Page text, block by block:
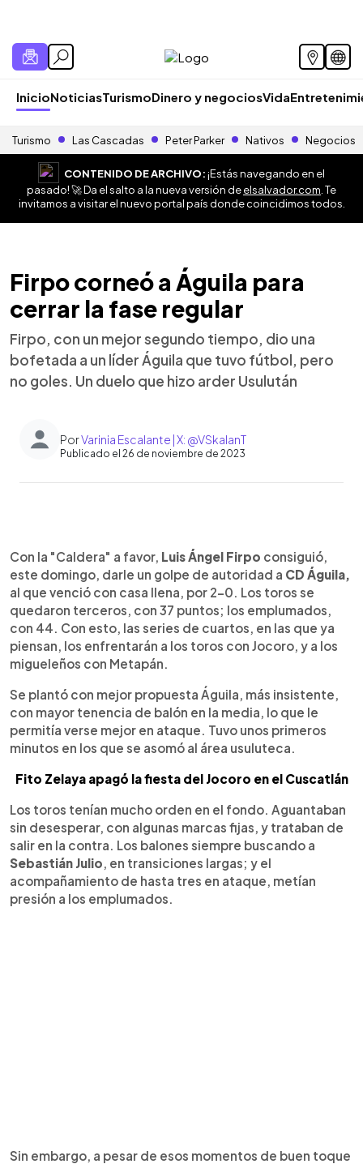
InicioNoticiasTurismoDinero y negociosVida
Turismo Las Cascadas Peter Parker Nativos Negocios
CONTENIDO DE ARCHIVO:¡Estás navegando en el
pasado! 🚀 Da el salto a la nueva versión deelsalvador.com . Te
invitamos a visitar el nuevo portal país donde coincidimos todos.
Firpo corneó a Águila para
cerrar la fase regular
Firpo, con un mejor segundo tiempo, dio una
bofetada a un líder Águila que tuvo fútbol, pero
no goles. Un duelo que hizo arder Usulután
PorVarinia Escalante | X: @VSkalanT
Publicado el 26 de noviembre de 2023
► Escuchar artículo
Con la "Caldera" a favor, Luis Ángel Firpo consiguió,
este domingo, darle un golpe de autoridad a CD Águila,
al que venció con casa llena, por 2-0. Los toros se
quedaron terceros, con 37 puntos; los emplumados,
con 44. Con esto, las series de cuartos, en las que ya
piensan, los enfrentarán a los toros con Jocoro, y a los
migueleños con Metapán.
Se plantó con mejor propuesta Águila, más insistente,
con mayor tenencia de balón en la media, lo que le
permitía verse mejor en ataque. Tuvo unos primeros
minutos en los que se asomó al área usuluteca.
Fito Zelaya apagó la fiesta del Jocoro en el Cuscatlán
Los toros tenían mucho orden en el fondo. Aguantaban
sin desesperar, con algunas marcas fijas, y trataban de
salir en la contra. Los balones siempre buscando a
Sebastián Julio, en transiciones largas; y el
acompañamiento de hasta tres en ataque, metían
presión a los emplumados.
Sin embargo, a pesar de esos momentos de buen toque